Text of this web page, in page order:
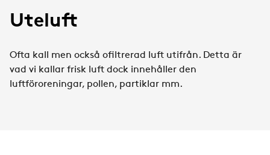
Uteluft
Ofta kall men också ofiltrerad luft utifrån. Detta är
vad vi kallar frisk luft dock innehåller den
luftföroreningar, pollen, partiklar mm.